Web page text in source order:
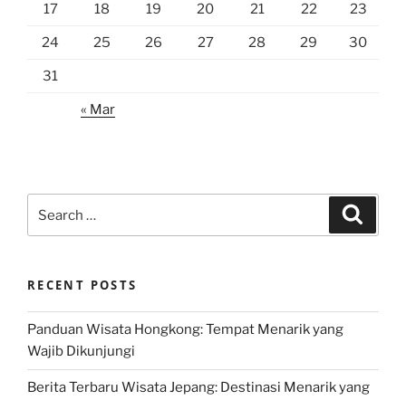
17 18 19 20 21 22 23
24 25 26 27 28 29 30
31
« Mar
for:
RECENT POSTS
Panduan Wisata Hongkong: Tempat Menarik yang
Wajib Dikunjungi
Berita Terbaru Wisata Jepang: Destinasi Menarik yang